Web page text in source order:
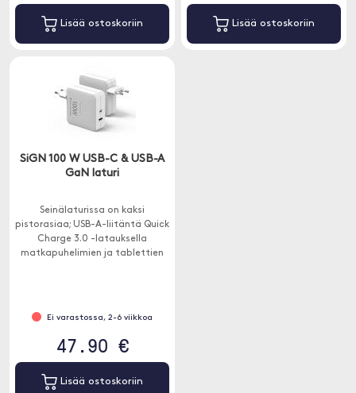
Lisää ostoskoriin Lisää ostoskoriin
SiGN 100 W USB-C & USB-A
GaN laturi
Seinälaturissa on kaksi
pistorasiaa; USB-A-liitäntä Quick
Charge 3.0 -latauksella
matkapuhelimien ja tablettien
Ei varastossa, 2-6 viikkoa
47.90 €
Lisää ostoskoriin